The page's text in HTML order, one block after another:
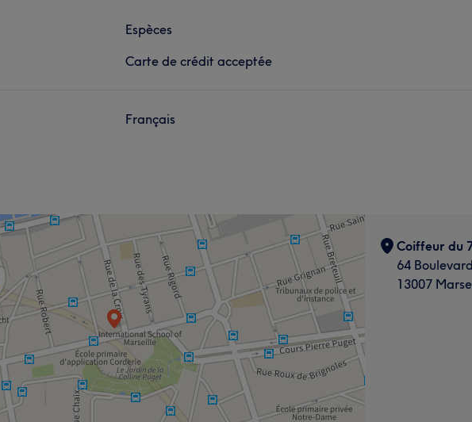
Espèces
Carte de crédit acceptée
Français
Coiffeur du
64
13007